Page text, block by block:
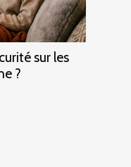
sur les
?